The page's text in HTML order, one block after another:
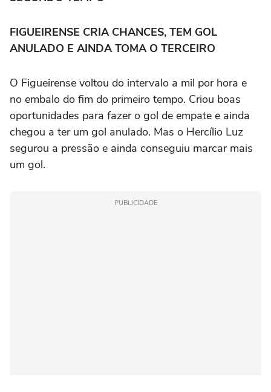
FIGUEIRENSE CRIA CHANCES, TEM GOL
ANULADO E AINDA TOMA O TERCEIRO
O Figueirense voltou do intervalo a mil por hora e
no embalo do fim do primeiro tempo. Criou boas
oportunidades para fazer o gol de empate e ainda
chegou a ter um gol anulado. Mas o Hercílio Luz
segurou a pressão e ainda conseguiu marcar mais
um gol.
PUBLICIDADE